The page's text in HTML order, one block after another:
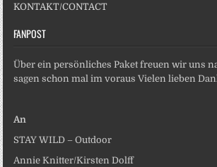
KONTAKT/CONTACT
FANPOST
Über ein persönliches Paket freuen wir uns
sagen schon mal im voraus Vielen lieben
An
STAY WILD – Outdoor
Annie Knitter/Kirsten Dolff